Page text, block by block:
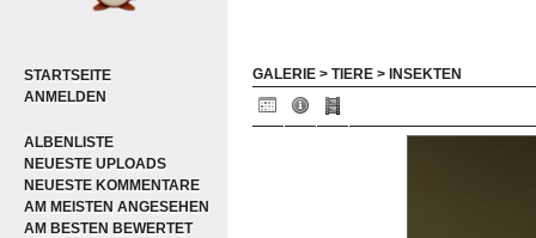
STARTSEITE
ANMELDEN
ALBENLISTE
NEUESTE UPLOADS
NEUESTE KOMMENTARE
AM MEISTEN ANGESEHEN
AM BESTEN BEWERTET
GALERIE > TIERE > INSEKTEN